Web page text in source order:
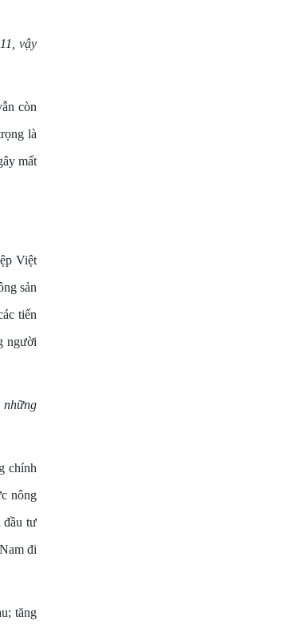
vậy
còn
là
mất
Việt
sản
tiến
người
những
chính
nông
đầu tư
đi
tăng